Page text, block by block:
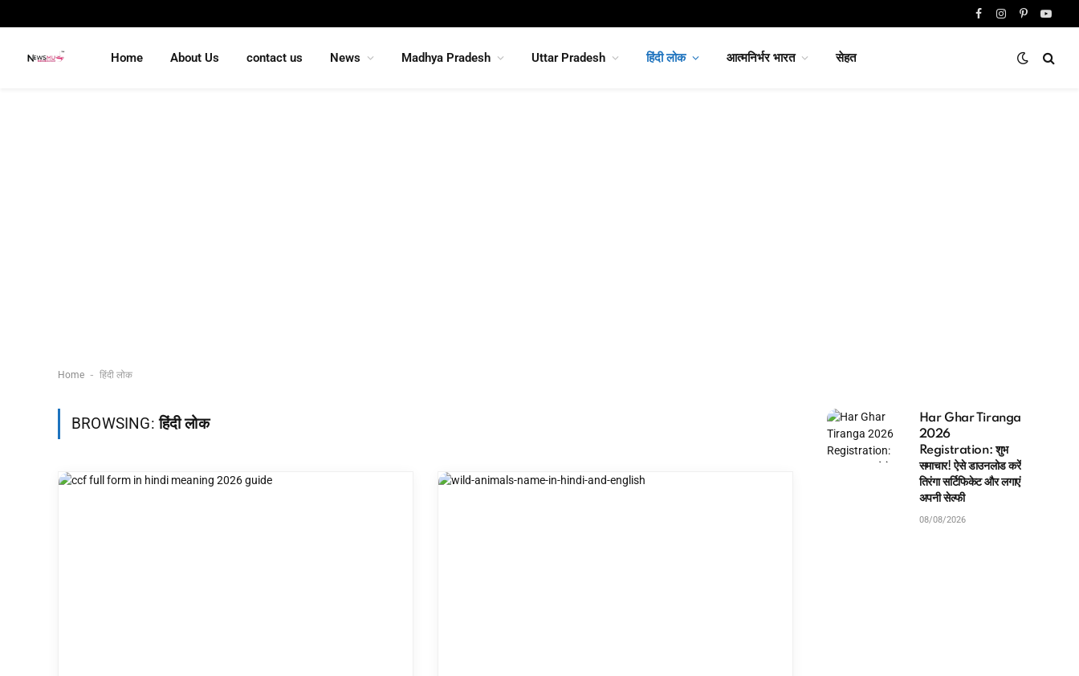
FacebookInstagram
Pinterest
Home About Us contact us News Madhya Pradesh Uttar Pradesh हिंदी लोक आत्मनिर्भर भारत सेहत
Home - हिंदी लोक
BROWSING:हिंदी लोक
Har Ghar Tiranga
2026
Registration: शुभ
समाचार! ऐसे डाउनलोड करें
तिरंगा सर्टिफिकेट और लगाएं
अपनी सेल्फी
08/08/2026